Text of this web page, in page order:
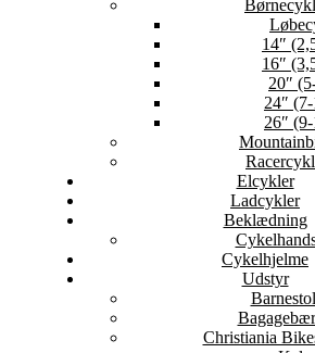
14″
16″
20″
24″
26″
Elcykler
Ladcykler
Beklædning
Cykelhjelme
Udstyr
Christiania